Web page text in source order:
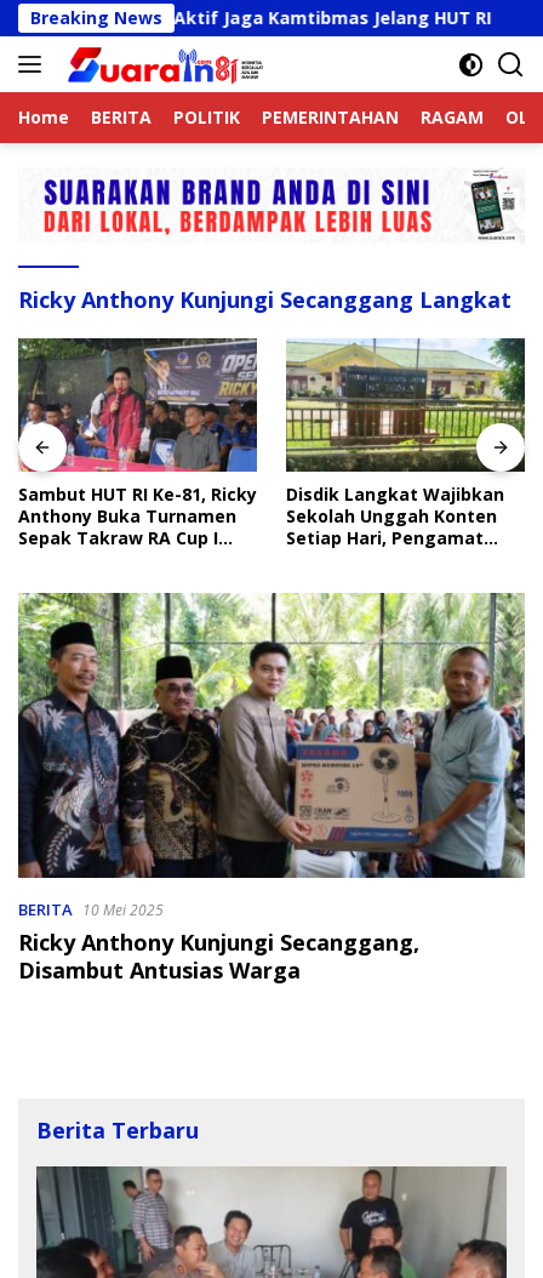
Langsung
ke
konten
Breaking News
Online Aktif Jaga Kamtibmas Jelang HUT RI
Home BERITA POLITIK PEMERINTAHAN RAGAM
Ricky Anthony Kunjungi Secanggang Langkat
Sambut HUT RI Ke-81, Ricky
Anthony Buka Turnamen
Sepak Takraw RA Cup I
Disdik Langkat Wajibkan
Sekolah Unggah Konten
Setiap Hari, Pengamat
BERITA 10 Mei 2025
Ricky Anthony Kunjungi Secanggang,
Disambut Antusias Warga
Berita Terbaru